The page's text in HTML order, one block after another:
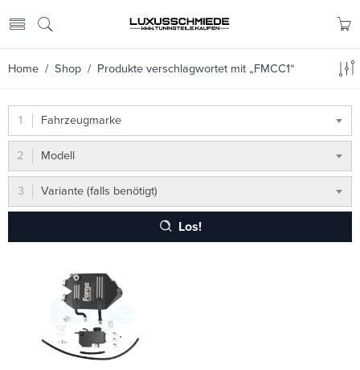
Home / Shop / Produkte verschlagwortet mit „FMCC1“
Fahrzeugmarke
Modell
Variante (falls benötigt)
Los!